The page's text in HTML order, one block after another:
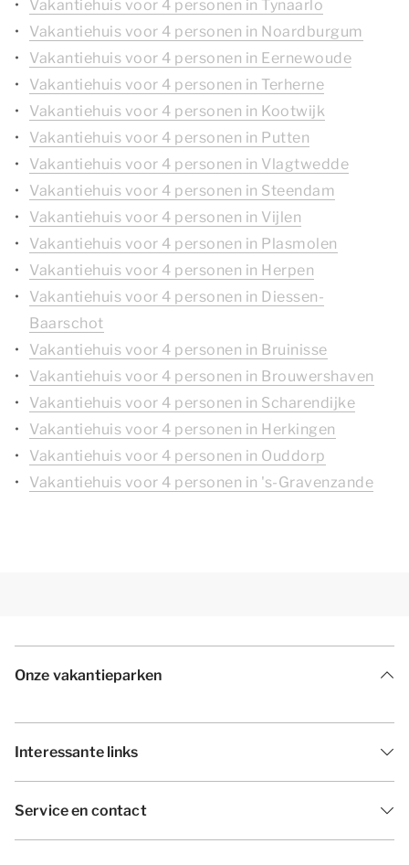
Vakantiehuis voor 4 personen in Tynaarlo
Vakantiehuis voor 4 personen in Noardburgum
Vakantiehuis voor 4 personen in Eernewoude
Vakantiehuis voor 4 personen in Terherne
Vakantiehuis voor 4 personen in Kootwijk
Vakantiehuis voor 4 personen in Putten
Vakantiehuis voor 4 personen in Vlagtwedde
Vakantiehuis voor 4 personen in Steendam
Vakantiehuis voor 4 personen in Vijlen
Vakantiehuis voor 4 personen in Plasmolen
Vakantiehuis voor 4 personen in Herpen
Vakantiehuis voor 4 personen in Diessen-
Baarschot
Vakantiehuis voor 4 personen in Bruinisse
Vakantiehuis voor 4 personen in Brouwershaven
Vakantiehuis voor 4 personen in Scharendijke
Vakantiehuis voor 4 personen in Herkingen
Vakantiehuis voor 4 personen in Ouddorp
Vakantiehuis voor 4 personen in 's-Gravenzande
Onze vakantieparken
Interessante links
Service en contact